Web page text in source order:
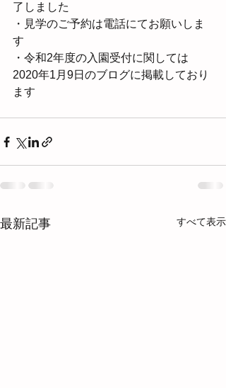
了しました
・見学のご予約は電話にてお願いしま
す
・令和2年度の入園受付に関しては
2020年1月9日のブログに掲載しており
ます
最新記事 すべて表示